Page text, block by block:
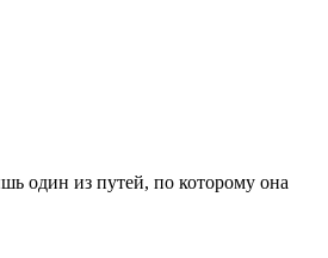
один из путей, по которому она